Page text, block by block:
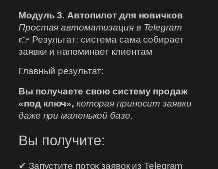
Модуль 3. Автопилот для новичков
Простая автоматизация в Telegram
👉 Результат: система сама собирает
заявки и напоминает клиентам
Главный результат:
Вы получаете свою систему продаж
«под ключ», которая приносит заявки
даже при маленькой базе.
Вы получите:
✔ Запустите поток заявок из Telegram